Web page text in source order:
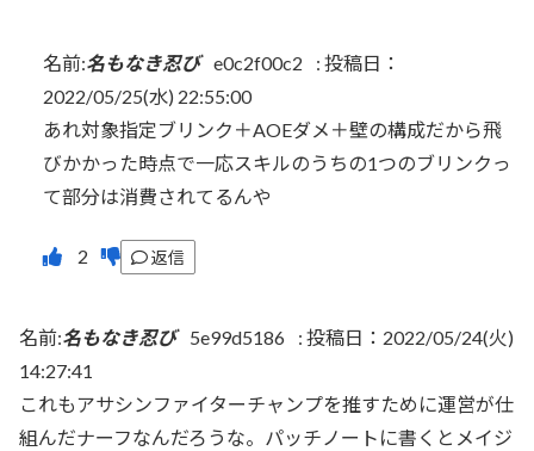
名前:名もなき忍び e0c2f00c2 : 投稿日：
2022/05/25(水) 22:55:00
あれ対象指定ブリンク＋AOEダメ＋壁の構成だから飛
びかかった時点で一応スキルのうちの1つのブリンクっ
て部分は消費されてるんや
返信
名前:名もなき忍び 5e99d5186 : 投稿日：2022/05/24(火)
14:27:41
これもアサシンファイターチャンプを推すために運営が仕
組んだナーフなんだろうな。パッチノートに書くとメイジ